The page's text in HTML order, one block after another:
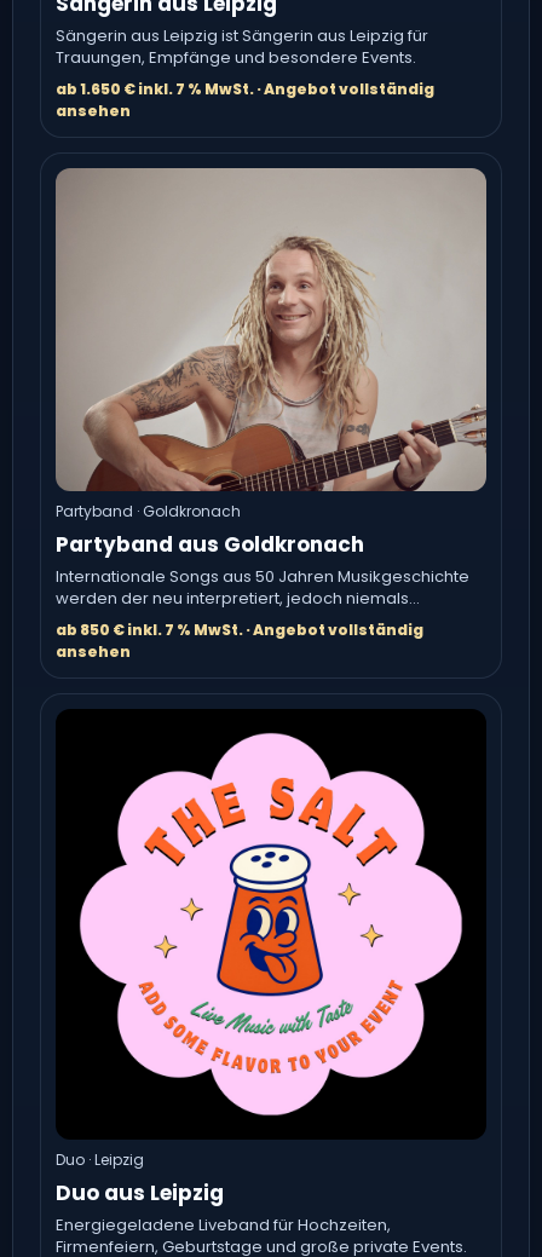
Sängerin aus Leipzig ist Sängerin aus Leipzig für
Trauungen, Empfänge und besondere Events.
ab 1.650 € inkl. 7 % MwSt. · Angebot vollständig
ansehen
Partyband · Goldkronach
Partyband aus Goldkronach
Internationale Songs aus 50 Jahren Musikgeschichte
werden der neu interpretiert, jedoch niemals
verfälscht oder entstellt.
ab 850 € inkl. 7 % MwSt. · Angebot vollständig
ansehen
Duo · Leipzig
Duo aus Leipzig
Energiegeladene Liveband für Hochzeiten,
Firmenfeiern, Geburtstage und große private Events.